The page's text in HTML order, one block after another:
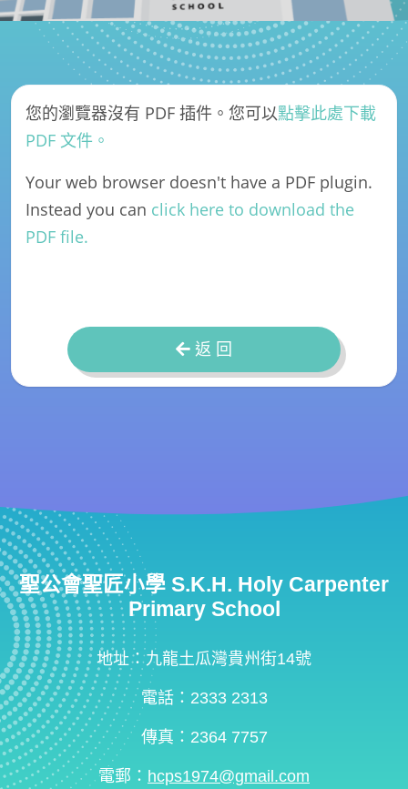
您的瀏覽器沒有 PDF 插件。您可以點擊此處下載
PDF 文件。
Your web browser doesn't have a PDF plugin.
Instead you can click here to download the
PDF file.
返 回
聖公會聖匠小學 S.K.H. Holy Carpenter
Primary School
地址：九龍土瓜灣貴州街14號
電話：2333 2313
傳真：2364 7757
電郵： hcps1974@gmail.com